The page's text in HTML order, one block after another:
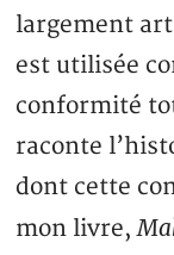
largement
est utilisée
conformité
raconte
dont cette
mon livre,